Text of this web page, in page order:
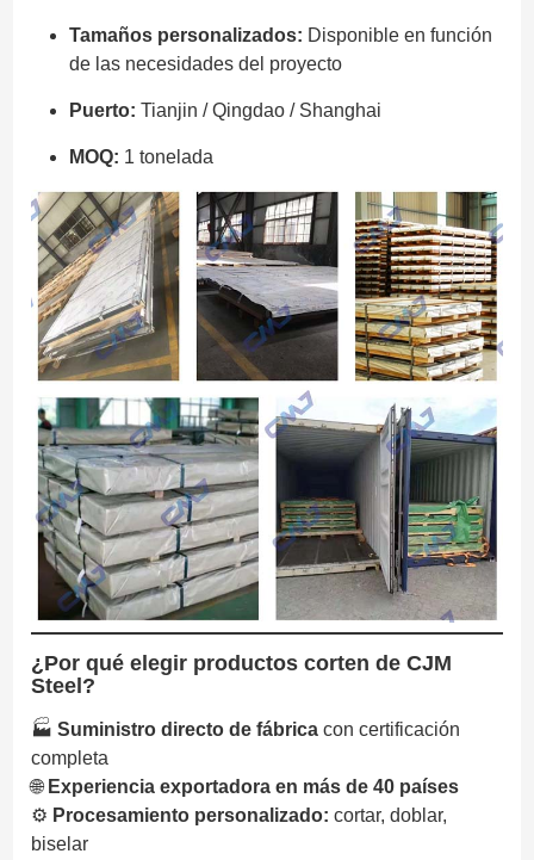
Tamaños personalizados: Disponible en función
de las necesidades del proyecto
Puerto: Tianjin / Qingdao / Shanghai
MOQ: 1 tonelada
¿Por qué elegir productos corten de CJM
Steel?
🏭Suministro directo de fábrica con certificación
completa
🌐 Experiencia exportadora en más de 40 países
⚙️ Procesamiento personalizado: cortar, doblar,
biselar